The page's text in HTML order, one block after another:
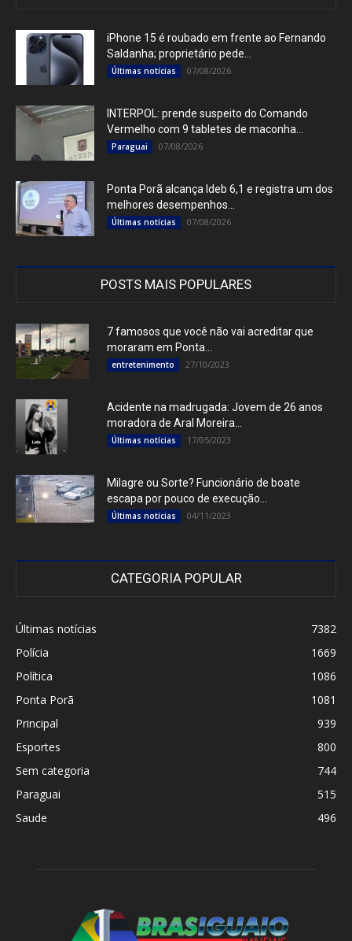
iPhone 15 é roubado em frente ao Fernando
Saldanha; proprietário pede...
Últimas notícias 07/08/2026
INTERPOL: prende suspeito do Comando
Vermelho com 9 tabletes de maconha...
Paraguai 07/08/2026
Ponta Porã alcança Ideb 6,1 e registra um dos
melhores desempenhos...
Últimas notícias 07/08/2026
POSTS MAIS POPULARES
7 famosos que você não vai acreditar que
moraram em Ponta...
entretenimento 27/10/2023
Acidente na madrugada: Jovem de 26 anos
moradora de Aral Moreira...
Últimas notícias 17/05/2023
Milagre ou Sorte? Funcionário de boate
escapa por pouco de execução...
Últimas notícias 04/11/2023
CATEGORIA POPULAR
Últimas notícias
7382
Polícia
1669
Política
1086
Ponta Porã
1081
Principal
939
Esportes
800
Sem categoria
744
Paraguai
515
Saude
496